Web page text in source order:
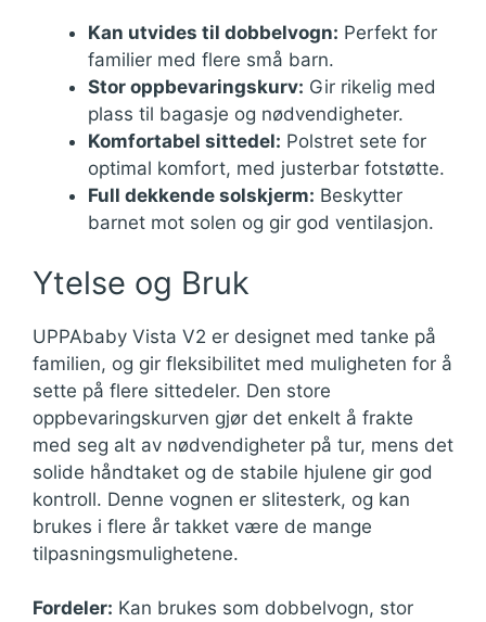
Kan utvides til dobbelvogn: Perfekt for
familier med flere små barn.
Stor oppbevaringskurv: Gir rikelig med
plass til bagasje og nødvendigheter.
Komfortabel sittedel: Polstret sete for
optimal komfort, med justerbar fotstøtte.
Full dekkende solskjerm: Beskytter
barnet mot solen og gir god ventilasjon.
Ytelse og Bruk
UPPAbaby Vista V2 er designet med tanke på
familien, og gir fleksibilitet med muligheten for å
sette på flere sittedeler. Den store
oppbevaringskurven gjør det enkelt å frakte
med seg alt av nødvendigheter på tur, mens det
solide håndtaket og de stabile hjulene gir god
kontroll. Denne vognen er slitesterk, og kan
brukes i flere år takket være de mange
tilpasningsmulighetene.
Fordeler: Kan brukes som dobbelvogn, stor